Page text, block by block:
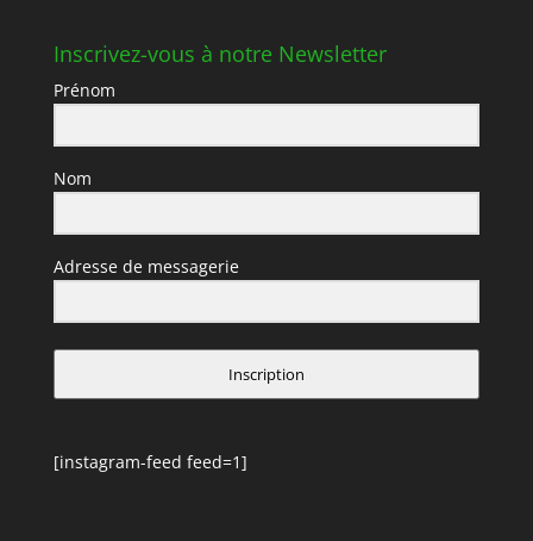
Inscrivez-vous à notre Newsletter
Prénom
Nom
Adresse de messagerie
Inscription
[instagram-feed feed=1]